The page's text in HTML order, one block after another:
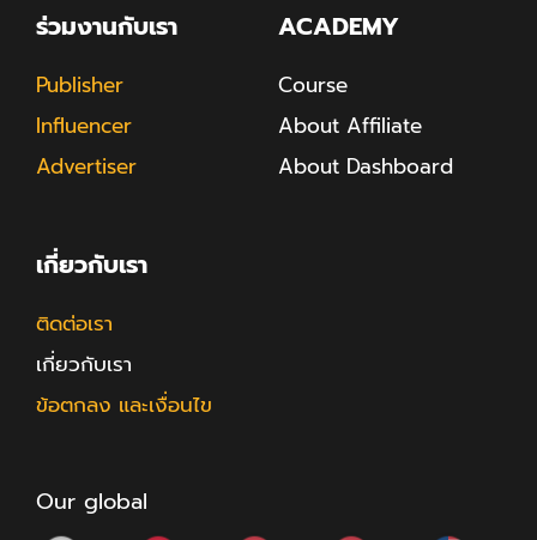
ร่วมงานกับเรา
Publisher
Influencer
Advertiser
ACADEMY
Course
About Affiliate
About Dashboard
เกี่ยวกับเรา
ติดต่อเรา
เกี่ยวกับเรา
ข้อตกลง และเงื่อนไข
Our global